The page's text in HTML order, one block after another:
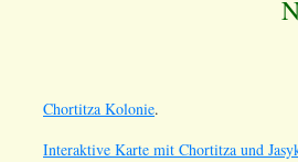
Chortitza Kolonie.
Interaktive Karte mit Chortitza und